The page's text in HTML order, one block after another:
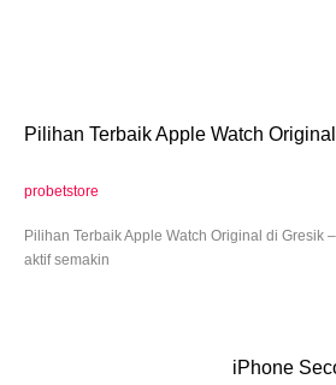
Pilihan Terbaik Apple Watch
probetstore
Pilihan Terbaik Apple Watch Original di Gresik
aktif semakin
iPhone